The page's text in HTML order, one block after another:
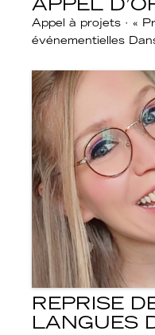
APPEL
Appel à projets · «
événementielles
REPRISE
LANGUES